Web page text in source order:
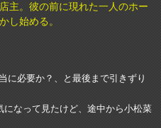
主。彼の前に現れた一人のホー
し始める。
に必要か？、と最後まで引きずり
なって見たけど、途中から小松菜